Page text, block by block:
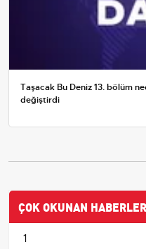
Taşacak Bu Deniz 13. bölüm
değiştirdi
ÇOK OKUNAN HABERLER
1